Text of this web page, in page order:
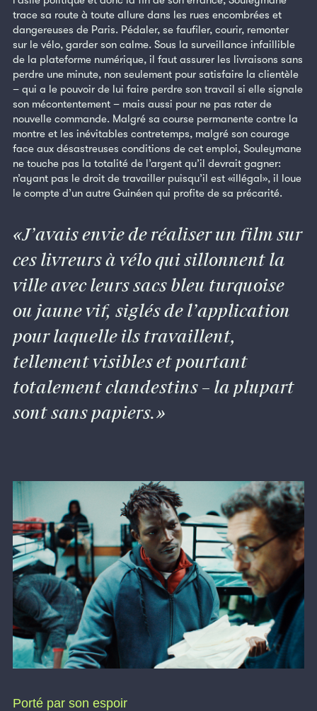
trace sa route à toute allure dans les rues encombrées et
dangereuses de Paris. Pédaler, se faufiler, courir, remonter
sur le vélo, garder son calme. Sous la surveillance infaillible
de la plateforme numérique, il faut assurer les livraisons sans
perdre une minute, non seulement pour satisfaire la clientèle
– qui a le pouvoir de lui faire perdre son travail si elle signale
son mécontentement – mais aussi pour ne pas rater de
nouvelle commande. Malgré sa course permanente contre la
montre et les inévitables contretemps, malgré son courage
face aux désastreuses conditions de cet emploi, Souleymane
ne touche pas la totalité de l’argent qu’il devrait gagner:
n’ayant pas le droit de travailler puisqu’il est «illégal», il loue
le compte d’un autre Guinéen qui profite de sa précarité.
J’avais envie de réaliser un film sur
ces livreurs à vélo qui sillonnent la
ville avec leurs sacs bleu turquoise
ou jaune vif, siglés de l’application
pour laquelle ils travaillent,
tellement visibles et pourtant
totalement clandestins – la plupart
sont sans papiers.
Porté par son espoir